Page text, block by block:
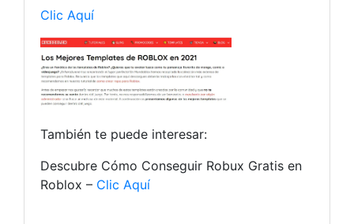
Clic Aquí
También te puede interesar:
Descubre Cómo Conseguir Robux Gratis en
Roblox – Clic Aquí